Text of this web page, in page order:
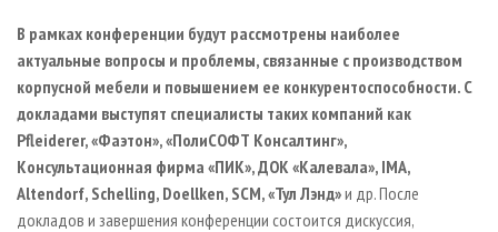
В рамках конференции будут рассмотрены наиболее
актуальные вопросы и проблемы, связанные с производством
корпусной мебели и повышением ее конкурентоспособности. С
докладами выступят специалисты таких компаний как
Pfleiderer, «Фаэтон», «ПолиСОФТ Консалтинг»,
Консультационная фирма «ПИК», ДОК «Калевала», IMA,
Altendorf, Schelling, Doellken, SCM, «Тул Лэнд»и др. После
докладов и завершения конференции состоится дискуссия,